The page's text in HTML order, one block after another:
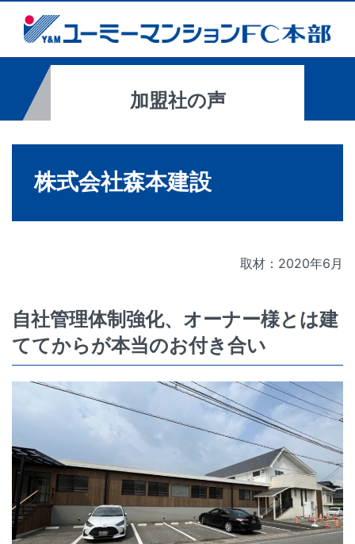
加盟社の声
株式会社森本建設
取材：2020年6月
自社管理体制強化、オーナー様とは建
ててからが本当のお付き合い